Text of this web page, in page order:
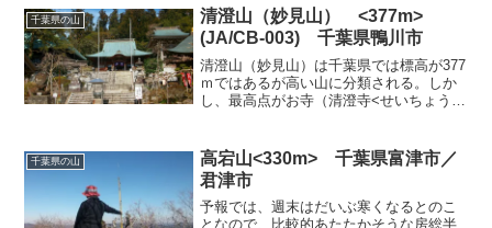
出発。途中、伊予ケ岳や富...
千葉県の山
清澄山（妙見山） <377m>
(JA/CB-003) 千葉県鴨川市
清澄山（妙見山）は千葉県では標高が377
ｍではあるが高い山に分類される。しか
し、最高点がお寺（清澄寺<せいちょうじ
す。房総半島の中央部から東側に入った
場所でアクセスも...
千葉県の山
高宕山<330m> 千葉県富津市／
君津市
予報では、週末はだいぶ寒くなるとのこ
となので、比較的あたたかそうな房総半